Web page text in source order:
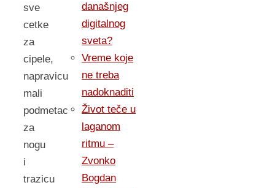
sve
cetke
za
cipele,
napravicu
mali
podmetac
za
nogu
i
trazicu
današnjeg
digitalnog
sveta?
Vreme koje
ne treba
nadoknaditi
Život teče u
laganom
ritmu –
Zvonko
Bogdan